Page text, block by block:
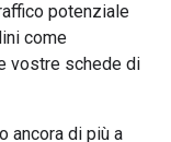
potenziale
come
vostre schede di
ancora di più a